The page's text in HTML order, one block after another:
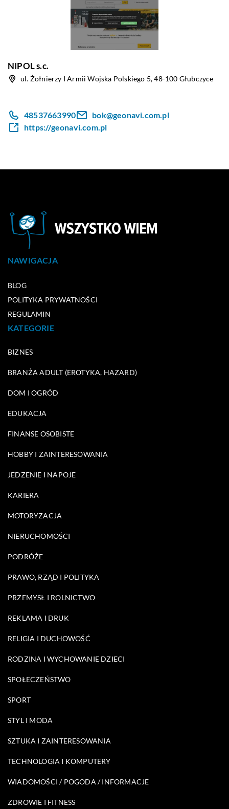
NIPOL s.c.
ul. Żołnierzy I Armii Wojska Polskiego 5, 48-100 Głubczyce
48537663990
bok@geonavi.com.pl
https://geonavi.com.pl
NAWIGACJA
BLOG
POLITYKA PRYWATNOŚCI
REGULAMIN
KATEGORIE
BIZNES
BRANŻA ADULT (EROTYKA, HAZARD)
DOM I OGRÓD
EDUKACJA
FINANSE OSOBISTE
HOBBY I ZAINTERESOWANIA
JEDZENIE I NAPOJE
KARIERA
MOTORYZACJA
NIERUCHOMOŚCI
PODRÓŻE
PRAWO, RZĄD I POLITYKA
PRZEMYSŁ I ROLNICTWO
REKLAMA I DRUK
RELIGIA I DUCHOWOŚĆ
RODZINA I WYCHOWANIE DZIECI
SPOŁECZEŃSTWO
SPORT
STYL I MODA
SZTUKA I ZAINTERESOWANIA
TECHNOLOGIA I KOMPUTERY
WIADOMOŚCI / POGODA / INFORMACJE
ZDROWIE I FITNESS